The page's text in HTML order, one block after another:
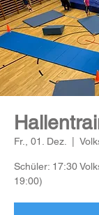
Fr., 01. Dez.
Schüler: 17:30
19:00)